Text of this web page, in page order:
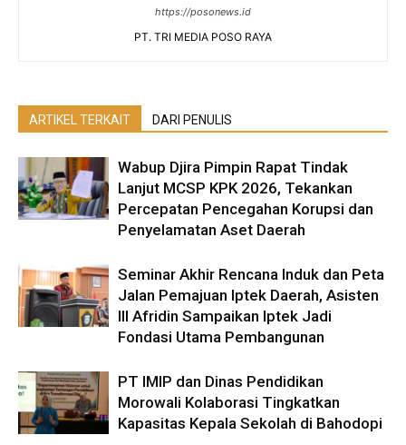
https://posonews.id
PT. TRI MEDIA POSO RAYA
ARTIKEL TERKAIT DARI PENULIS
Wabup Djira Pimpin Rapat Tindak
Lanjut MCSP KPK 2026, Tekankan
Percepatan Pencegahan Korupsi dan
Penyelamatan Aset Daerah
Seminar Akhir Rencana Induk dan Peta
Jalan Pemajuan Iptek Daerah, Asisten
III Afridin Sampaikan Iptek Jadi
Fondasi Utama Pembangunan
PT IMIP dan Dinas Pendidikan
Morowali Kolaborasi Tingkatkan
Kapasitas Kepala Sekolah di Bahodopi